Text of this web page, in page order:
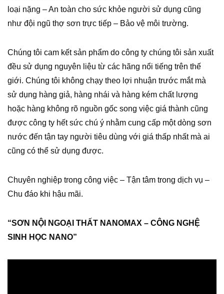
loại nặng – An toàn cho sức khỏe người sử dụng cũng
như đội ngũ thợ sơn trực tiếp – Bảo vệ môi trường.
Chúng tôi cam kết sản phẩm do công ty chúng tôi sản xuất
đều sử dụng nguyên liệu từ các hãng nổi tiếng trên thế
giới. Chúng tôi không chạy theo lợi nhuận trước mắt mà
sử dụng hàng giả, hàng nhái và hàng kém chất lượng
hoặc hàng không rõ nguồn gốc song việc giá thành cũng
được công ty hết sức chú ý nhằm cung cấp một dòng sơn
nước đến tận tay người tiêu dùng với giá thấp nhất mà ai
cũng có thể sử dụng được.
Chuyên nghiệp trong công việc – Tận tâm trong dịch vụ –
Chu đáo khi hậu mãi.
“SƠN NỘI NGOẠI THẤT NANOMAX – CÔNG NGHỆ
SINH HỌC NANO”